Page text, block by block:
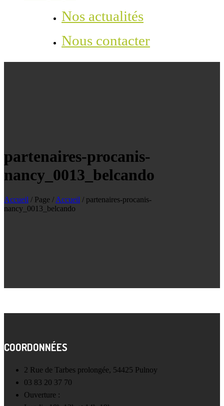
Nos actualités
Nous contacter
partenaires-procanis-
nancy_0013_belcando
Accueil / Page / Accueil / partenaires-procanis-
nancy_0013_belcando
COORDONNÉES
2 Rue de Tarbes prolongée, 54425 Pulnoy
03 83 20 37 70
Ouverture :